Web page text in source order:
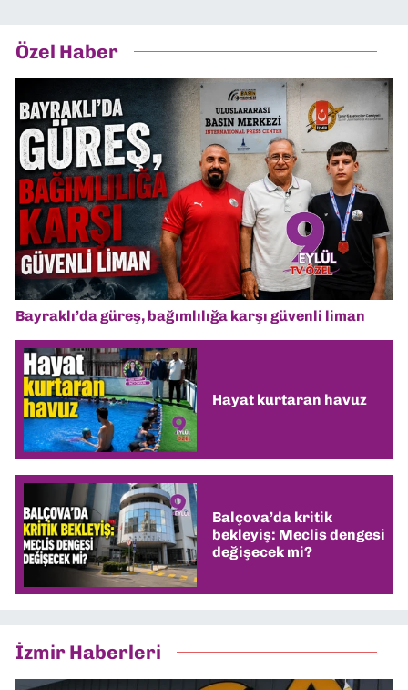
Özel Haber
Bayraklı’da güreş, bağımlılığa karşı güvenli liman
Hayat kurtaran havuz
Balçova’da kritik
bekleyiş: Meclis dengesi
değişecek mi?
İzmir Haberleri